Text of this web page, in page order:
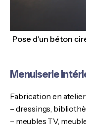
Pose d'un béton
Menuiserie
Fabrication en
– dressings,
– meubles TV,